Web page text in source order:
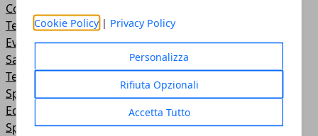
Cookie Policy | Privacy Policy
Personalizza
Rifiuta Opzionali
Accetta Tutto
Cosa fare in città
Tempo Libero
Eventi
Sanità
Tecnologia
Sport
Economia e Lavoro
Speciali